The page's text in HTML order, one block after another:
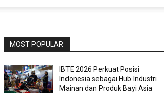
MOST POPULAR
IBTE 2026 Perkuat Posisi
Indonesia sebagai Hub Industri
Mainan dan Produk Bayi Asia